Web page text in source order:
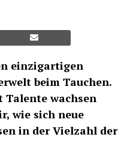
einzigartigen
beim Tauchen.
Talente wachsen
wie sich neue
in der Vielzahl der